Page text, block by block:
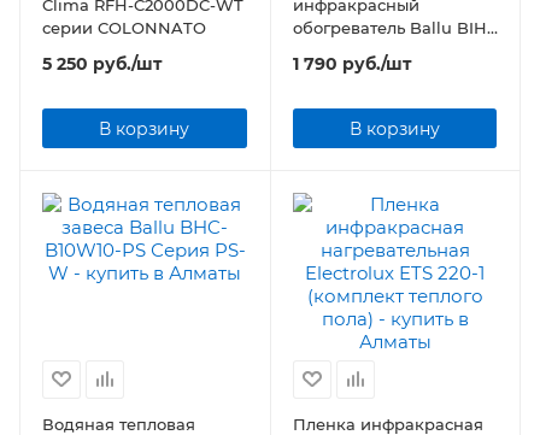
Clima RFH-C2000DC-WT
серии COLONNATO
5 250 руб./шт
В корзину
инфракрасный
обогреватель Ballu BIH-
1 790 руб./шт
В корзину
Водяная тепловая
Пленка инфракрасная